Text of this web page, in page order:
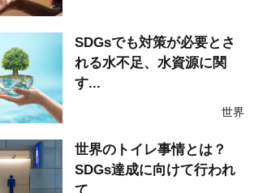
SDGsでも対策が必要とさ
れる水不足、水資源に関
す...
世界
世界のトイレ事情とは？
SDGs達成に向けて行われ